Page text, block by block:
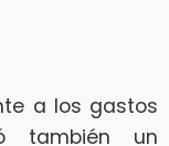
a los gastos
también un